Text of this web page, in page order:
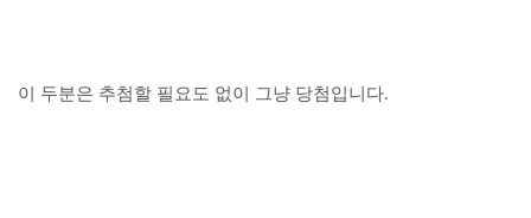
이 두분은 추첨할 필요도 없이 그냥 당첨입니다.